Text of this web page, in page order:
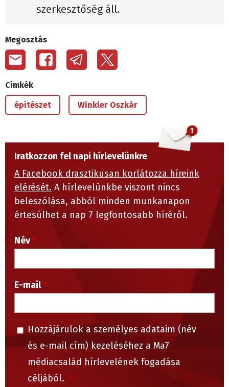
szerkesztőség áll.
Megosztás
Címkék
építészet Winkler Oszkár
Iratkozzon fel napi hírlevelünkre
A Facebook drasztikusan korlátozza híreink
elérését. A hírlevelünkbe viszont nincs
beleszólása, abból minden munkanapon
értesülhet a nap 7 legfontosabb híréről.
Név
E-mail
Hozzájárulok a személyes adataim (név
és e-mail cím) kezeléséhez a Ma7
médiacsalád hírlevelének fogadása
céljából.